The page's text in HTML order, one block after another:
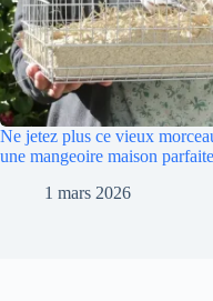
Ne jetez plus ce vieux
une mangeoire maison
1 mars 2026